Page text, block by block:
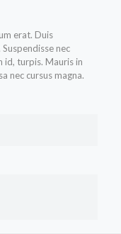
erat. Duis
nec
id, turpis. Mauris in
nec cursus magna.